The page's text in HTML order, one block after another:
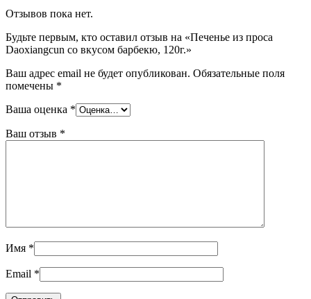
Отзывов пока нет.
Будьте первым, кто оставил отзыв на «Печенье из проса
Daoxiangcun со вкусом барбекю, 120г.»
Ваш адрес email не будет опубликован. Обязательные поля
помечены *
Ваша оценка *
Ваш отзыв *
Имя *
Email *